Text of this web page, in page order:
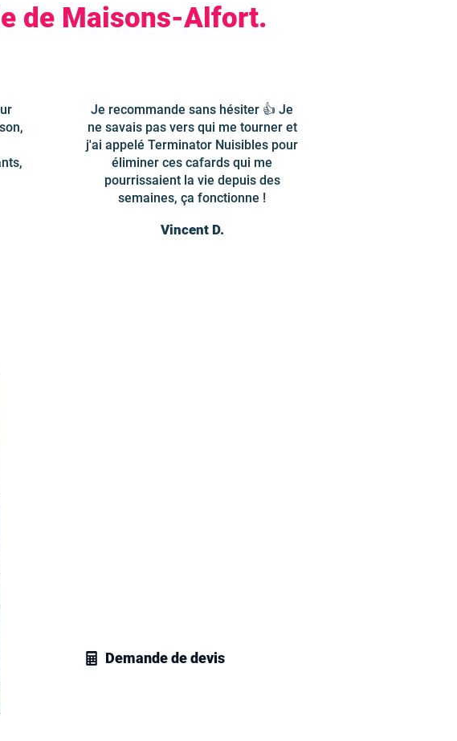
de Maisons-Alfort.
Je recommande sans hésiter 👍 Je
ne savais pas vers qui me tourner et
j'ai appelé Terminator Nuisibles pour
éliminer ces cafards qui me
pourrissaient la vie depuis des
semaines, ça fonctionne !
Vincent D.
Demande de devis